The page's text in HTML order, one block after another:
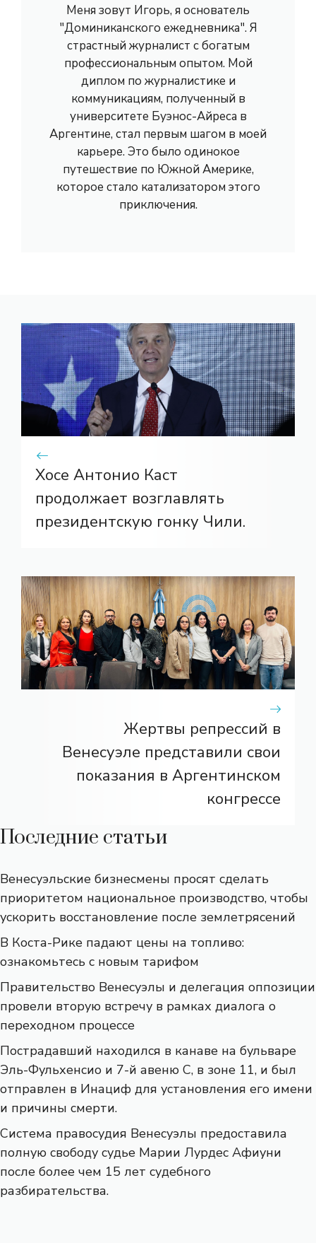
Меня зовут Игорь, я основатель
"Доминиканского ежедневника". Я
страстный журналист с богатым
профессиональным опытом. Мой
диплом по журналистике и
коммуникациям, полученный в
университете Буэнос-Айреса в
Аргентине, стал первым шагом в моей
карьере. Это было одинокое
путешествие по Южной Америке,
которое стало катализатором этого
приключения.
Хосе Антонио Каст
продолжает возглавлять
президентскую гонку Чили.
Жертвы репрессий в
Венесуэле представили свои
показания в Аргентинском
конгрессе
Последние статьи
Венесуэльские бизнесмены просят сделать
приоритетом национальное производство, чтобы
ускорить восстановление после землетрясений
В Коста-Рике падают цены на топливо:
ознакомьтесь с новым тарифом
Правительство Венесуэлы и делегация оппозиции
провели вторую встречу в рамках диалога о
переходном процессе
Пострадавший находился в канаве на бульваре
Эль-Фульхенсио и 7-й авеню С, в зоне 11, и был
отправлен в Инациф для установления его имени
и причины смерти.
Система правосудия Венесуэлы предоставила
полную свободу судье Марии Лурдес Афиуни
после более чем 15 лет судебного
разбирательства.